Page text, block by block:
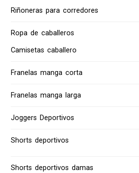
Riñoneras para corredores
Ropa de caballeros
Camisetas caballero
Franelas manga corta
Franelas manga larga
Joggers Deportivos
Shorts deportivos
Shorts deportivos damas